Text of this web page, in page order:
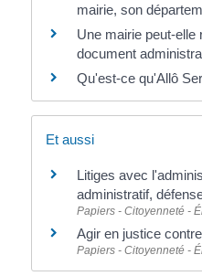
mairie, son
Une mairie peut-elle
document
Qu'est-ce qu'Allô
Et aussi
Litiges avec
administratif,
Papiers - Citoyenneté -
Agir en justice
Papiers - Citoyenneté -